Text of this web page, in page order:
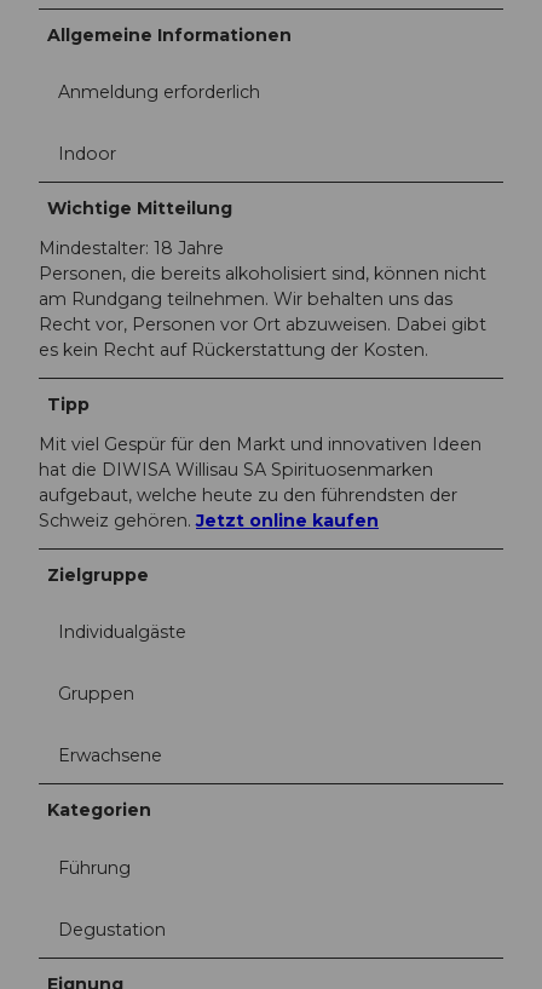
Allgemeine Informationen
Anmeldung erforderlich
Indoor
Wichtige Mitteilung
Mindestalter: 18 Jahre
Personen, die bereits alkoholisiert sind, können nicht
am Rundgang teilnehmen. Wir behalten uns das
Recht vor, Personen vor Ort abzuweisen. Dabei gibt
es kein Recht auf Rückerstattung der Kosten.
Tipp
Mit viel Gespür für den Markt und innovativen Ideen
hat die DIWISA Willisau SA Spirituosenmarken
aufgebaut, welche heute zu den führendsten der
Schweiz gehören.Jetzt online kaufen
Zielgruppe
Individualgäste
Gruppen
Erwachsene
Kategorien
Führung
Degustation
Eignung